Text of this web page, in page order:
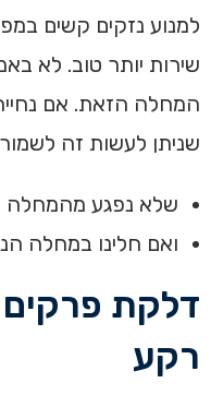
למנוע נזקים קשים
שירות יותר טוב. לא
המחלה הזאת. אם
שניתן לעשות זה
שלא נפגע מהמחלה
ואם חלינו במחלה
דלקת פרקים
רקע